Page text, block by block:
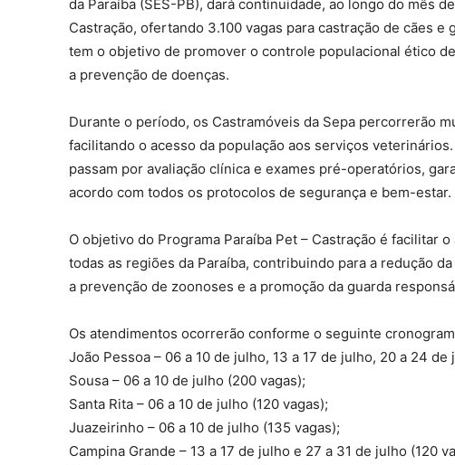
da Paraíba (SES-PB), dará continuidade, ao longo do mês
Castração, ofertando 3.100 vagas para castração de cães
tem o objetivo de promover o controle populacional ético
a prevenção de doenças.
Durante o período, os Castramóveis da Sepa percorrerão
facilitando o acesso da população aos serviços
passam por avaliação clínica e exames pré-operatórios,
acordo com todos os protocolos de segurança e bem-estar.
O objetivo do Programa Paraíba Pet – Castração é facilitar
todas as regiões da Paraíba, contribuindo para a redução
a prevenção de zoonoses e a promoção da guarda
Os atendimentos ocorrerão conforme o seguinte
João Pessoa – 06 a 10 de julho, 13 a 17 de julho, 20 a 24
Sousa – 06 a 10 de julho (200 vagas);
Santa Rita – 06 a 10 de julho (120 vagas);
Juazeirinho – 06 a 10 de julho (135 vagas);
Campina Grande – 13 a 17 de julho e 27 a 31 de julho (120